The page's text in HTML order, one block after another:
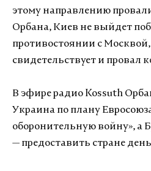
этому направлению
Орбана, Киев не выйдет
противостоянии с Москвой,
свидетельствует и провал
В эфире радио Kossuth
Украина по плану
оборонительную войну», а
— предоставить стране